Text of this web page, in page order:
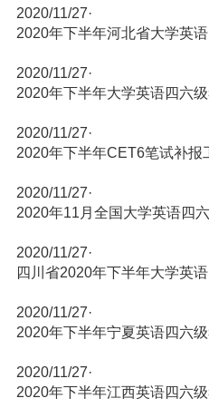
2020/11/27·
2020年下半年河北省大学英
2020/11/27·
2020年下半年大学英语四六
2020/11/27·
2020年下半年CET6笔试补报
2020/11/27·
2020年11月全国大学英语四
2020/11/27·
四川省2020年下半年大学英
2020/11/27·
2020年下半年宁夏英语四六
2020/11/27·
2020年下半年江西英语四六